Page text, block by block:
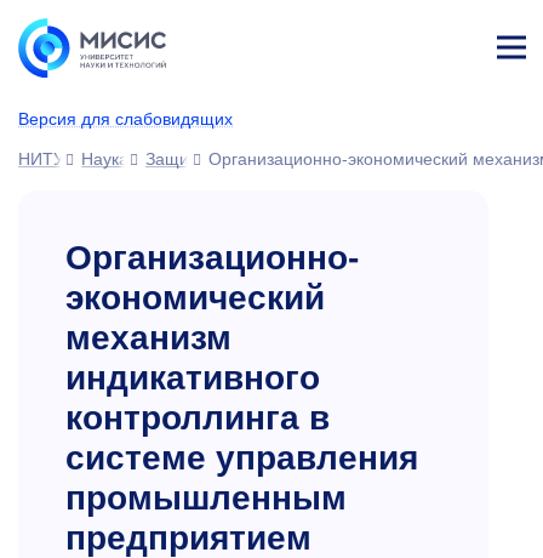
Версия для слабовидящих
ине
НИТУ МИСИС
Наука Защиты диссертаций
Организационно-экономический
Организационно-
экономический
механизм
индикативного
контроллинга в
системе управления
промышленным
предприятием